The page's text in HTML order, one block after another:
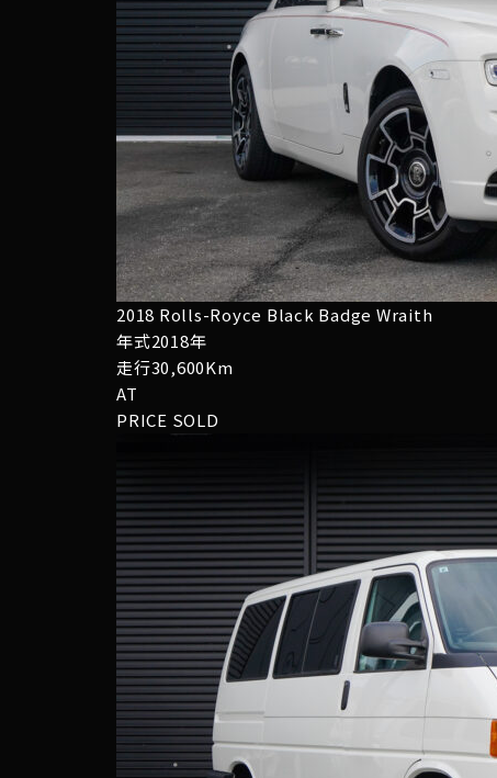
2018 Rolls-Royce Black Badge Wraith
年式2018年
走行30,600Km
AT
PRICE SOLD